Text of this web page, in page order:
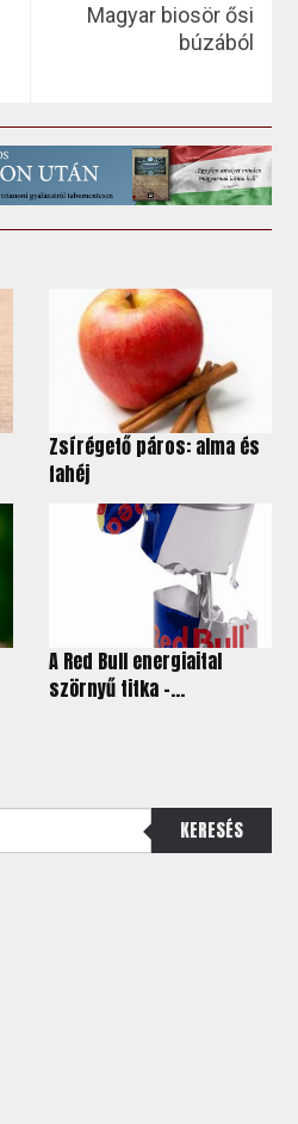
Magyar biosör ősi
búzából
Zsírégető páros: alma és
fahéj
A Red Bull energiaital
szörnyű titka -...
KERESÉS